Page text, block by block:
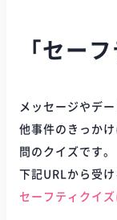
「セー
メッセージやデ
他事件のきっか
問のクイズです。
下記URLから受け
セーフティクイズ